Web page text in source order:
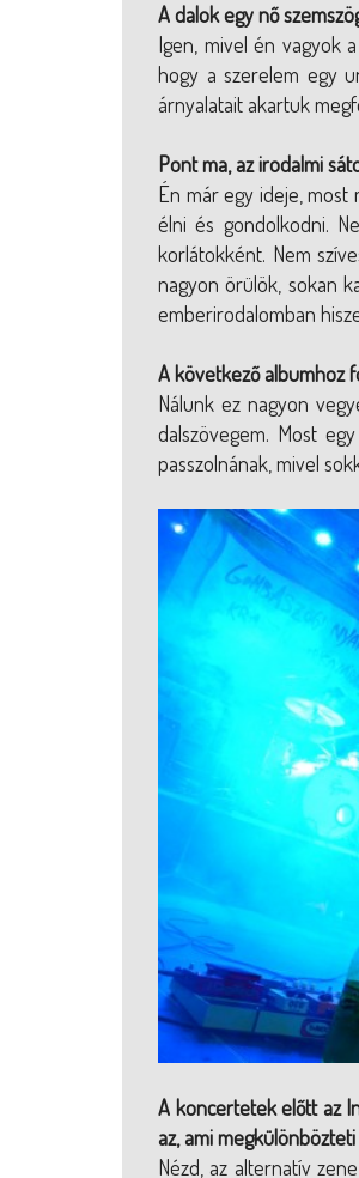
A dalok egy nő
Igen, mivel én vagyok
hogy a szerelem egy
árnyalatait akartuk
Pont ma, az irodalmi
Én már egy ideje,
élni és gondolkodni.
korlátokként. Nem
nagyon örülök, sokan
emberirodalomban
A következő albumhoz
Nálunk ez nagyon
dalszövegem. Most
passzolnának, mivel
A koncertetek előtt az
az, ami
Nézd, az alternatív